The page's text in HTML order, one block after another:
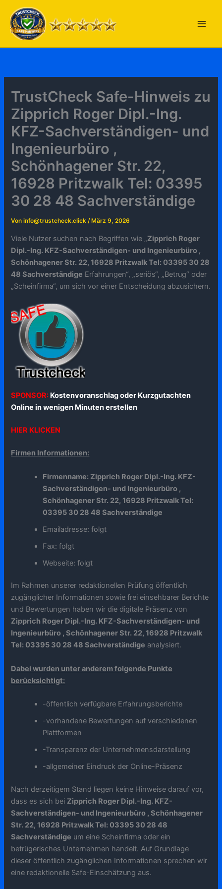
Inhalt
springen
TrustCheck Safe-Hinweis zu
Zipprich Roger Dipl.-Ing.
KFZ-Sachverständigen- und
Ingenieurbüro ,
Schönhagener Str. 22,
16928 Pritzwalk Tel: 03395
30 28 48 Sachverständige
Voninfo@trustcheck.click/ März 9, 2026
Viele Nutzer suchen nach Begriffen wie „Zipprich Roger
Dipl.-Ing. KFZ-Sachverständigen- und Ingenieurbüro ,
Schönhagener Str. 22, 16928 Pritzwalk Tel: 03395 30 28
48 Sachverständige Erfahrungen“, „seriös“, „Betrug“ oder
„Scheinfirma“, um sich vor einer Entscheidung abzusichern.
SPONSOR: Kostenvoranschlag oder Kurzgutachten
Online in wenigen Minuten erstellen
HIER KLICKEN
Firmen Informationen:
Firmenname: Zipprich Roger Dipl.-Ing. KFZ-
Sachverständigen- und Ingenieurbüro ,
Schönhagener Str. 22, 16928 Pritzwalk Tel:
03395 30 28 48 Sachverständige
Emailadresse: folgt
Fax: folgt
Webseite: folgt
Im Rahmen unserer redaktionellen Prüfung öffentlich
zugänglicher Informationen sowie frei einsehbarer Berichte
und Bewertungen haben wir die digitale Präsenz von
Zipprich Roger Dipl.-Ing. KFZ-Sachverständigen- und
Ingenieurbüro , Schönhagener Str. 22, 16928 Pritzwalk
Tel: 03395 30 28 48 Sachverständige analysiert.
Dabei wurden unter anderem folgende Punkte
berücksichtigt:
-öffentlich verfügbare Erfahrungsberichte
-vorhandene Bewertungen auf verschiedenen
Plattformen
-Transparenz der Unternehmensdarstellung
-allgemeiner Eindruck der Online-Präsenz
Nach derzeitigem Stand liegen keine Hinweise darauf vor,
dass es sich bei Zipprich Roger Dipl.-Ing. KFZ-
Sachverständigen- und Ingenieurbüro , Schönhagener
Str. 22, 16928 Pritzwalk Tel: 03395 30 28 48
Sachverständige um eine Scheinfirma oder ein
betrügerisches Unternehmen handelt. Auf Grundlage
dieser öffentlich zugänglichen Informationen sprechen wir
eine redaktionelle Safe-Einschätzung aus.